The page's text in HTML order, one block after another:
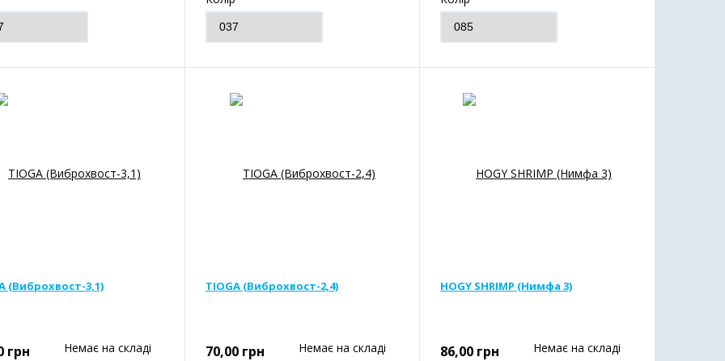
(Виброхвост-3,1)
грн Немає на складі
TIOGA (Виброхвост-2,4)
70,00 грн Немає на складі
HOGY SHRIMP (Нимфа 3)
86,00 грн Немає на складі